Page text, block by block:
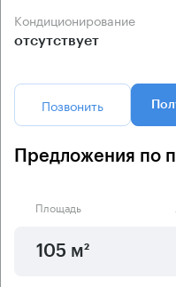
Кондиционирование
отсутствует
Позвонить
Предложения по
Площадь
105 м²